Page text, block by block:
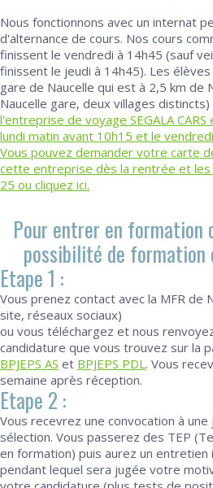
Nous fonctionnons avec un internat
d'alternance de cours. Nos cours
finissent le vendredi à 14h45 (sauf
finissent le jeudi à 14h45). Les
gare de Naucelle qui est à 2,5 km de
Naucelle gare, deux villages distincts)
l'entreprise de voyage SEGALA
lundi matin avant 10h15 et le
Vous pouvez demander votre carte
cette entreprise dès la rentrée et les
25 ou cliquez ici.
Pour entrer en formation
possibilité de formation
Etape 1 :
Vous prenez contact avec la MFR de
site, réseaux sociaux)
ou vous téléchargez et nous
candidature que vous trouvez sur la
BPJEPS AS et BPJEPS PDL. Vous
semaine après réception.
Etape 2 :
Vous recevrez une convocation à
sélection. Vous passerez des TEP
en formation) puis aurez un entretien
pendant lequel sera jugée votre